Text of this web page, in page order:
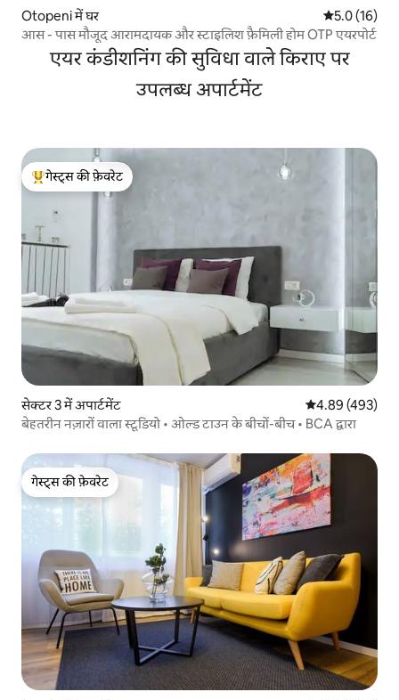
Otopeni में घर औसत रेटिंग 5
5.0 (16)
आस - पास मौजूद आरामदायक और स्टाइलिश फ़ैमिली होम OTP एयरपोर्ट
एयर कंडीशनिंग की सुविधा वाले किराए पर
उपलब्ध अपार्टमेंट
गेस्ट्स का टॉप फ़ेवरेट
गेस्ट्स की फ़ेवरेट
सेक्टर 3 में अपार्टमेंट औसत रेटिंग 5 में से
4.89 (493)
बेहतरीन नज़ारों वाला स्टूडियो • ओल्ड टाउन के बीचों-बीच • BCA द्वारा
गेस्ट्स की फ़ेवरेट
गेस्ट्स की फ़ेवरेट